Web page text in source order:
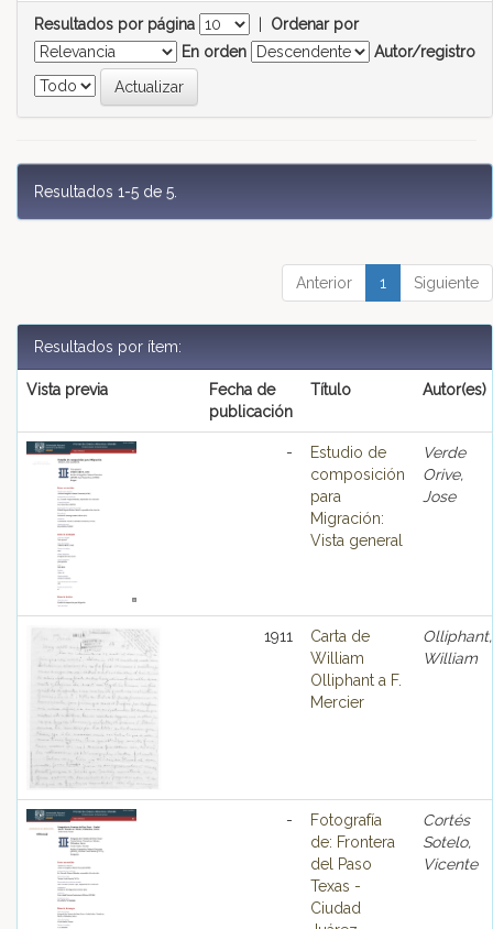
Resultados por página
Ordenar por
En orden
Autor/registro
Resultados 1-5 de 5.
Anterior 1 Siguiente
Resultados por ítem:
Vista previa
Fecha de
publicación
Título Autor(es)
-
Estudio de
composición
para
Migración:
Vista general
Verde
Orive,
Jose
1911
Carta de
William
Olliphant a F.
Mercier
Olliphant,
William
-
Fotografía
de: Frontera
del Paso
Texas -
Ciudad
Cortés
Sotelo,
Vicente